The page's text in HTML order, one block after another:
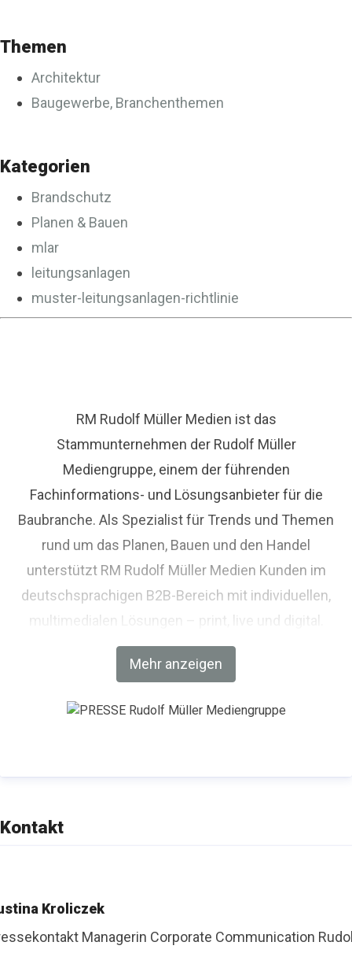
Themen
Architektur
Baugewerbe, Branchenthemen
Kategorien
Brandschutz
Planen & Bauen
mlar
leitungsanlagen
muster-leitungsanlagen-richtlinie
RM Rudolf Müller Medien ist das
Stammunternehmen der Rudolf Müller
Mediengruppe, einem der führenden
Fachinformations- und Lösungsanbieter für die
Baubranche. Als Spezialist für Trends und Themen
rund um das Planen, Bauen und den Handel
unterstützt RM Rudolf Müller Medien Kunden im
deutschsprachigen B2B-Bereich mit individuellen,
multimedialen Lösungen – print, live und digital.
Weiterbildung und Netzwerken stehen im
Mittelpunkt des umfangreichen
bestehend u. a. aus einer Messe, Kongressen,
Mehr anzeigen
Kontakt
Kroliczek
Managerin Corporate Communication